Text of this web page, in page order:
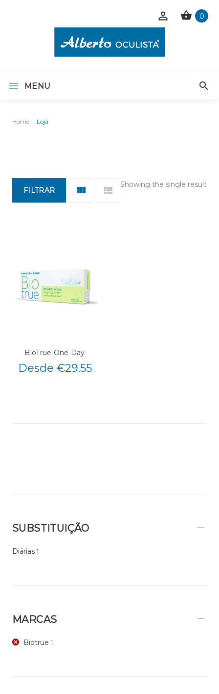
0
MENU
Home Loja
Showing the single result
FILTRAR
BioTrue One Day
Desde €29.55
SUBSTITUIÇÃO
Diárias 1
MARCAS
Biotrue 1